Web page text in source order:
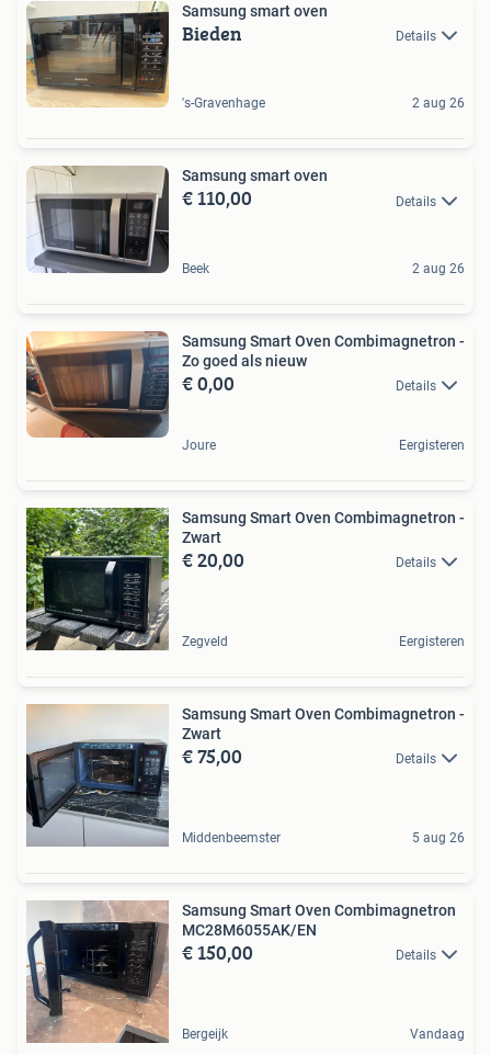
Samsung smart oven
Bieden Details
's-Gravenhage 2 aug 26
Samsung smart oven
€ 110,00 Details
Beek 2 aug 26
Samsung Smart Oven Combimagnetron -
Zo goed als nieuw
€ 0,00 Details
Joure Eergisteren
Samsung Smart Oven Combimagnetron -
Zwart
€ 20,00 Details
Zegveld Eergisteren
Samsung Smart Oven Combimagnetron -
Zwart
€ 75,00 Details
Middenbeemster 5 aug 26
Samsung Smart Oven Combimagnetron
MC28M6055AK/EN
€ 150,00 Details
Bergeijk Vandaag